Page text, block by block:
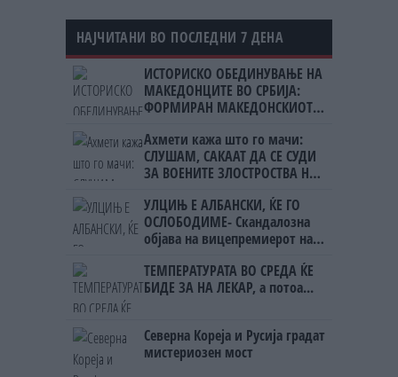
НАЈЧИТАНИ ВО ПОСЛЕДНИ 7 ДЕНА
ИСТОРИСКО ОБЕДИНУВАЊЕ НА
МАКЕДОНЦИТЕ ВО СРБИЈА:
ФОРМИРАН МАКЕДОНСКИОТ
Ахмети кажа што го мачи:
СЛУШАМ, САКААТ ДА СЕ СУДИ
ЗА ВОЕНИТЕ ЗЛОСТРОСТВА НА
УЛЦИЊ Е АЛБАНСКИ, ЌЕ ГО
ОСЛОБОДИМЕ- Скандалозна
објава на вицепремиерот на
ТЕМПЕРАТУРАТА ВО СРЕДА ЌЕ
БИДЕ ЗА НА ЛЕКАР, а потоа...
Северна Кореја и Русија градат
мистериозен мост